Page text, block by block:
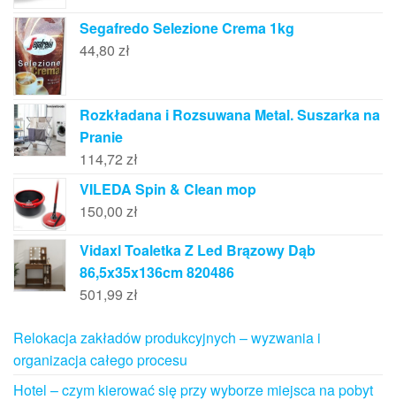
Segafredo Selezione Crema 1kg
44,80 zł
Rozkładana i Rozsuwana Metal. Suszarka na
Pranie
114,72 zł
VILEDA Spin & Clean mop
150,00 zł
Vidaxl Toaletka Z Led Brązowy Dąb
86,5x35x136cm 820486
501,99 zł
Relokacja zakładów produkcyjnych – wyzwania i
organizacja całego procesu
Hotel – czym kierować się przy wyborze miejsca na pobyt